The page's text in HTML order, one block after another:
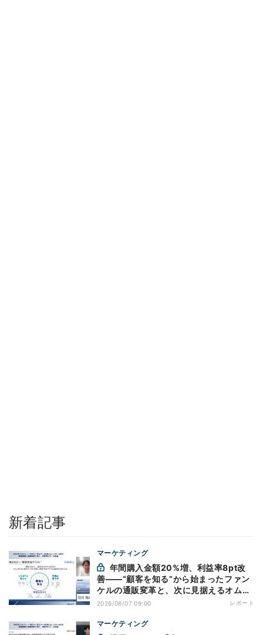
新着記事
マーケティング
善——“顧客を知る”から始まったファン
ケルの通販変革と、次に見据えるオムニ
チャネル
2026/08/07 09:00 レポート
マーケティング